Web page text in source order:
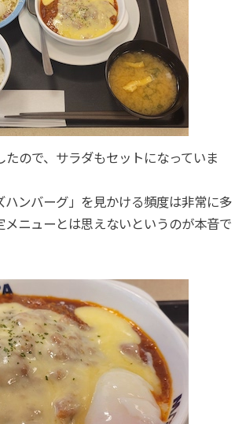
たので、サラダもセットになっていま
ハンバーグ」を見かける頻度は非常に多
メニューとは思えないというのが本音で